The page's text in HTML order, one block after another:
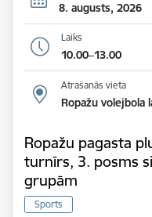
8. augusts, 2026
Laiks
10.00–13.00
Atrašanās vieta
Ropažu volejbola
Ropažu pagasta
turnīrs, 3. posms
grupām
Sports